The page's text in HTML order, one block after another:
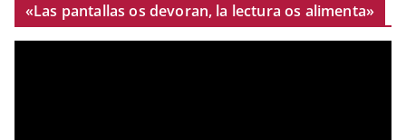
«Las pantallas os devoran, la lectura os alimenta»